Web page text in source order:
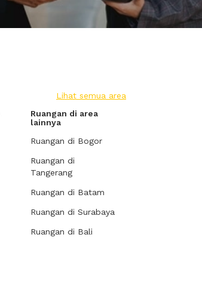
Lihat semua area
Ruangan di area
lainnya
Ruangan di Bogor
Ruangan di
Tangerang
Ruangan di Batam
Ruangan di Surabaya
Ruangan di Bali